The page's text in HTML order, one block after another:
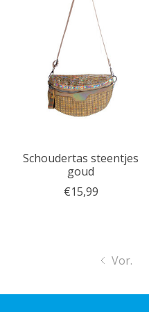
Schoudertas steentjes
goud
€15,99
Vor.